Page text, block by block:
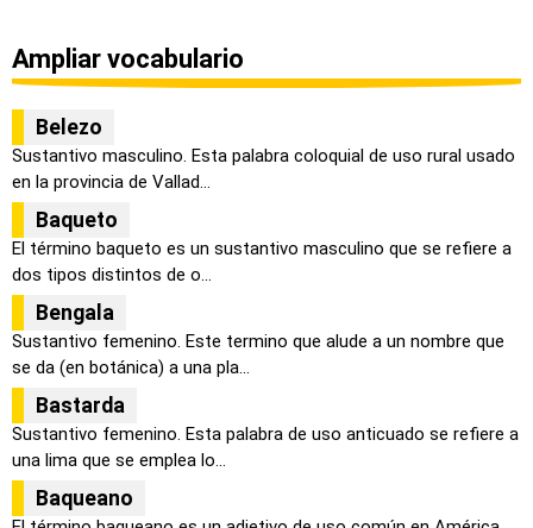
Ampliar vocabulario
Belezo
Sustantivo masculino. Esta palabra coloquial de uso rural usado
en la provincia de Vallad...
Baqueto
El término baqueto es un sustantivo masculino que se refiere a
dos tipos distintos de o...
Bengala
Sustantivo femenino. Este termino que alude a un nombre que
se da (en botánica) a una pla...
Bastarda
Sustantivo femenino. Esta palabra de uso anticuado se refiere a
una lima que se emplea lo...
Baqueano